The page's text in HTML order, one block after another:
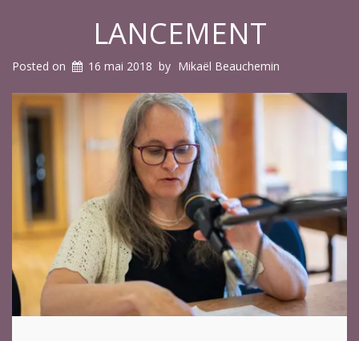
LANCEMENT
Posted on 16 mai 2018 by Mikaël Beauchemin